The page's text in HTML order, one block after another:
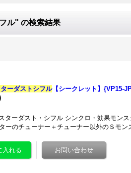
ル" の検索結果
ーダストシフル【シークレット】{VP15-
ターダスト・シフル シンクロ・効果モン
ーのチューナー＋チューナー以外のＳモ